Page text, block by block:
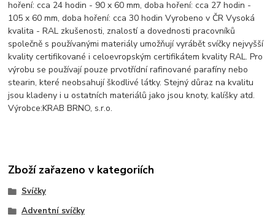
hoření: cca 24 hodin - 90 x 60 mm, doba hoření: cca 27 hodin -
105 x 60 mm, doba hoření: cca 30 hodin Vyrobeno v ČR Vysoká
kvalita - RAL zkušenosti, znalostí a dovednosti pracovníků
společně s používanými materiály umožňují vyrábět svíčky nejvyšší
kvality certifikované i celoevropským certifikátem kvality RAL. Pro
výrobu se používají pouze prvotřídní rafinované parafíny nebo
stearin, které neobsahují škodlivé látky. Stejný důraz na kvalitu
jsou kladeny i u ostatních materiálů jako jsou knoty, kalíšky atd.
Výrobce:KRAB BRNO, s.r.o.
Zboží zařazeno v kategoriích
Svíčky
Adventní svíčky